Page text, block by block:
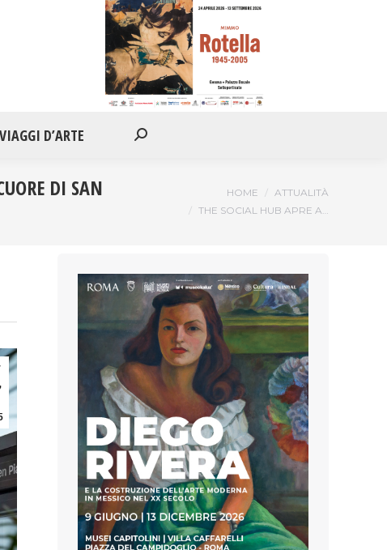
VIAGGI D’ARTE Cerca:
DI SAN
HOME
ATTUALITÀ
THE SOCIAL HUB APRE A…
APPUNTAMENTI VIAGGI D’ARTE